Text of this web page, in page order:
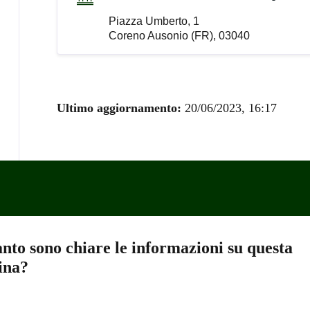
Piazza Umberto, 1
Coreno Ausonio (FR), 03040
Ultimo aggiornamento: 20/06/2023, 16:17
sono chiare le informazioni su questa